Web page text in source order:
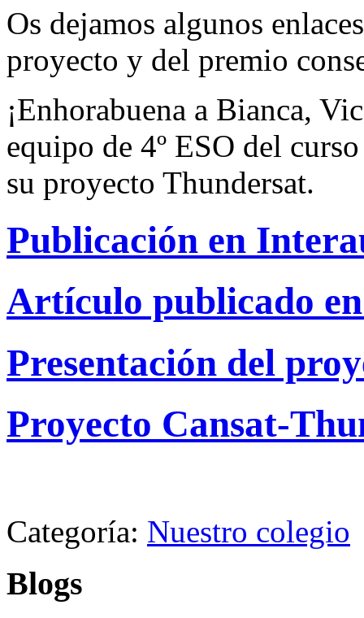
Os dejamos algunos
proyecto y del premio
¡Enhorabuena a Bianca,
equipo de 4º ESO del
su proyecto Thundersat.
Publicación en
Artículo publicado
Presentación del
Proyecto Cansat-
Categoría: Nuestro colegio
Blogs